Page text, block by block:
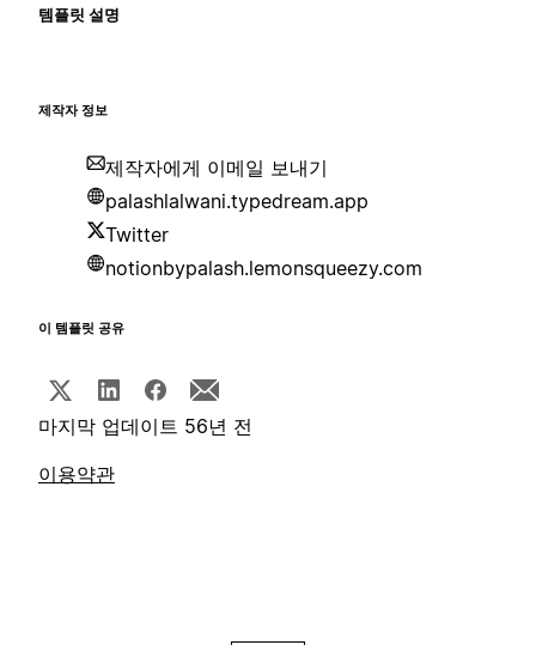
템플릿 설명
제작자 정보
제작자에게 이메일 보내기
palashlalwani.typedream.app
Twitter
notionbypalash.lemonsqueezy.com
이 템플릿 공유
마지막 업데이트 56년 전
이용약관